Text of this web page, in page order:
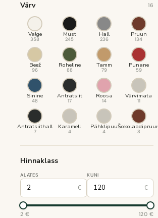
Värv 16
Valge
358
Must
245
Hall
236
Pruun
134
Beež
96
Roheline
88
Tamm
79
Punane
59
Sinine
48
Antratsiit
17
Roosa
14
Värvimata
11
Antratsiithall
7
Karamell
4
Pähklipuu
4
Šokolaadipruun
3
Hinnaklass
ALATES
€
KUNI
€
2 € 120 €